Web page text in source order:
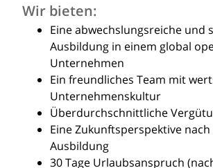
Wir bieten:
Eine abwechslungsreiche und
Ausbildung in einem global
Unternehmen
Ein freundliches Team mit
Unternehmenskultur
Überdurchschnittliche
Eine Zukunftsperspektive
Ausbildung
30 Tage Urlaubsanspruch